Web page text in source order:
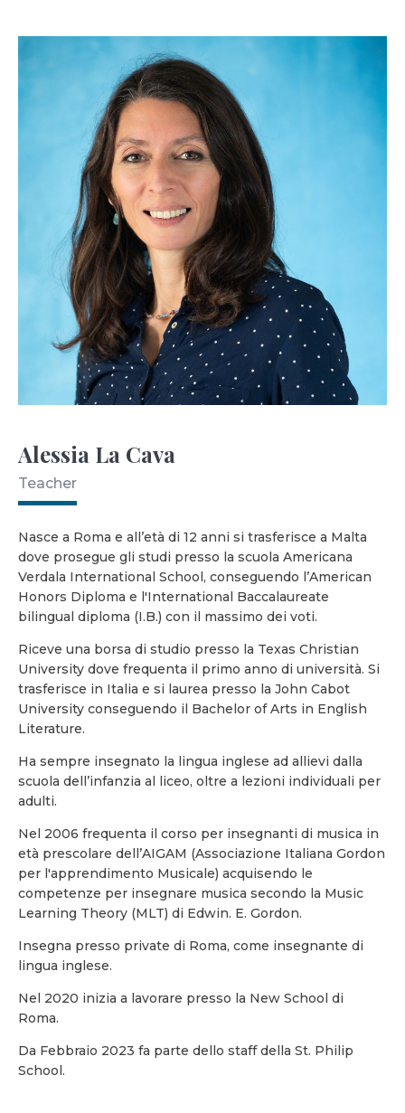
Alessia La Cava
Teacher
Nasce a Roma e all’età di 12 anni si trasferisce a Malta
dove prosegue gli studi presso la scuola Americana
Verdala International School, conseguendo l’American
Honors Diploma e l'International Baccalaureate
bilingual diploma (I.B.) con il massimo dei voti.
Riceve una borsa di studio presso la Texas Christian
University dove frequenta il primo anno di università. Si
trasferisce in Italia e si laurea presso la John Cabot
University conseguendo il Bachelor of Arts in English
Literature.
Ha sempre insegnato la lingua inglese ad allievi dalla
scuola dell’infanzia al liceo, oltre a lezioni individuali per
adulti.
Nel 2006 frequenta il corso per insegnanti di musica in
età prescolare dell’AIGAM (Associazione Italiana Gordon
per l'apprendimento Musicale) acquisendo le
competenze per insegnare musica secondo la Music
Learning Theory (MLT) di Edwin. E. Gordon.
Insegna presso private di Roma, come insegnante di
lingua inglese.
Nel 2020 inizia a lavorare presso la New School di
Roma.
Da Febbraio 2023 fa parte dello staff della St. Philip
School.